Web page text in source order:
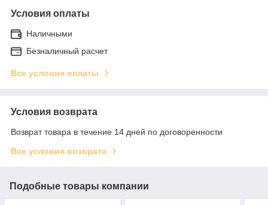
Условия оплаты
Наличными
Безналичный расчет
Все условия оплаты
Условия возврата
Возврат товара в течение 14 дней по договоренности
Все условия возврата
Подобные товары компании